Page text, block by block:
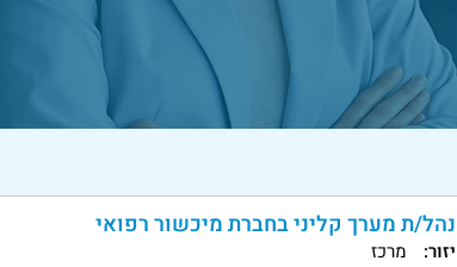
ת מערך קליני בחברת מיכשור רפואי
מרכז